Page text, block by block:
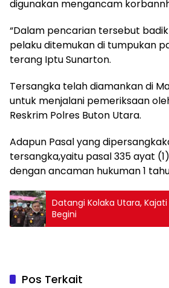
digunakan mengancam
“Dalam pencarian tersebut
pelaku ditemukan di tumpukan
terang Iptu Sunarton.
Tersangka telah diamankan di
untuk menjalani pemeriksaan
Reskrim Polres Buton Utara.
Adapun Pasal yang
tersangka,yaitu pasal 335 ayat (1)
dengan ancaman hukuman 1
Datangi Kolaka Utara,
Begini
Pos Terkait